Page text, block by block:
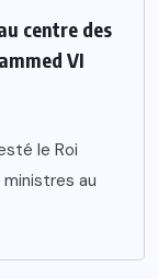
centre des
VI
le Roi
au